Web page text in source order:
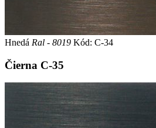
Hnedá Ral - 8019 Kód: C-34
Čierna C-35